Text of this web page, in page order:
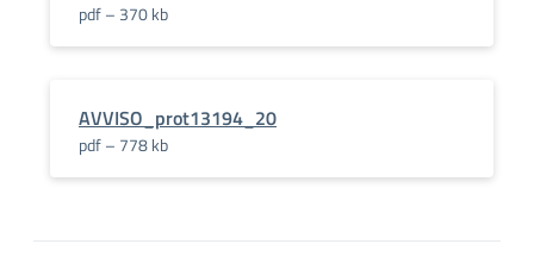
pdf – 370 kb
AVVISO_prot13194_20
pdf – 778 kb